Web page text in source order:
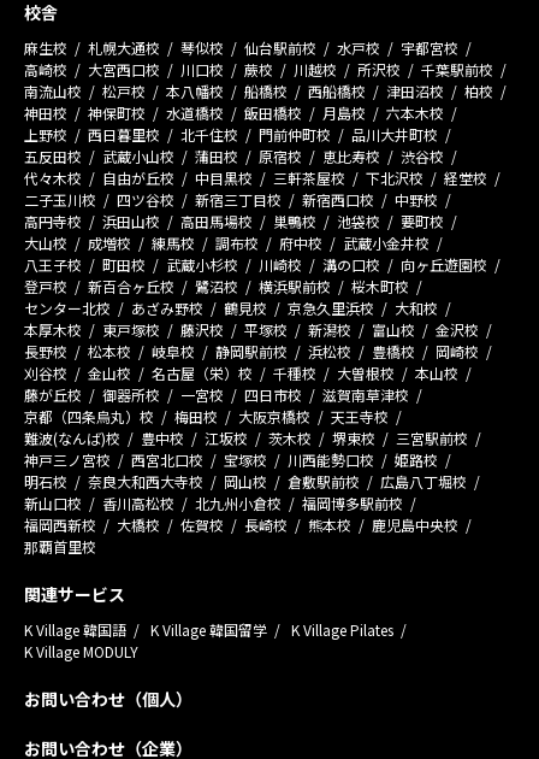
校舎
麻生校 札幌大通校 琴似校 仙台駅前校 水戸校
宇都宮校
高崎校
大宮西口校 川口校 蕨校 川越校 所沢校
千葉駅前校
南流山校
松戸校 本八幡校 船橋校 西船橋校 津田沼校
柏校
神田校
神保町校 水道橋校 飯田橋校 月島校
六本木校
上野校
西日暮里校 北千住校 門前仲町校
品川大井町校
五反田校
武蔵小山校 蒲田校 原宿校 恵比寿校
渋谷校
代々木校
自由が丘校 中目黒校 三軒茶屋校 下北沢校
経堂校
二子玉川校
四ツ谷校 新宿三丁目校 新宿西口校
中野校
高円寺校
浜田山校 高田馬場校 巣鴨校 池袋校
要町校
大山校
成増校 練馬校 調布校 府中校
武蔵小金井校
八王子校
町田校 武蔵小杉校 川崎校 溝の口校
向ヶ丘遊園校
登戸校
新百合ヶ丘校 鷺沼校 横浜駅前校
桜木町校
センター北校
あざみ野校 鶴見校 京急久里浜校
大和校
本厚木校
東戸塚校 藤沢校 平塚校 新潟校 富山校
金沢校
長野校
松本校 岐阜校 静岡駅前校 浜松校 豊橋校
岡崎校
刈谷校
金山校 名古屋（栄）校 千種校 大曽根校
本山校
藤が丘校
御器所校 一宮校 四日市校
滋賀南草津校
京都（四条烏丸）校
梅田校 大阪京橋校
天王寺校
難波(なんば)校
豊中校 江坂校 茨木校 堺東校
三宮駅前校
神戸三ノ宮校
西宮北口校 宝塚校 川西能勢口校
姫路校
明石校
奈良大和西大寺校 岡山校 倉敷駅前校
広島八丁堀校
新山口校
香川高松校 北九州小倉校
福岡博多駅前校
福岡西新校
大橋校 佐賀校 長崎校 熊本校
鹿児島中央校
那覇首里校
関連サービス
K Village 韓国語 K Village 韓国留学
K Village Pilates
K Village MODULY
お問い合わせ（個人）
お問い合わせ（企業）